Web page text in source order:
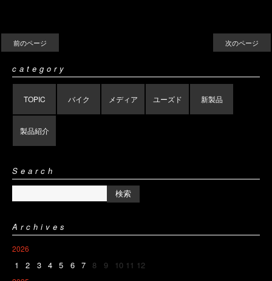
前のページ 次のページ
category
TOPIC バイク メディア ユーズド 新製品
製品紹介
Search
Archives
2026
1 2 3 4 5 6 7 8 9 10 11 12